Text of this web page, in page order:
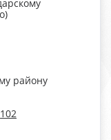
району
102